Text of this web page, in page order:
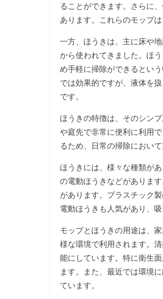
ることができます。さらに
あります。これらのモップ
一方、ほうきは、主に床や
から使われてきました。ほ
め手軽に掃除ができるとい
では効果的ですが、液体を
です。
ほうきの特徴は、そのシン
や庭先で非常に便利に利用
るため、日常の掃除におい
ほうきには、様々な種類が
の電動ほうきなどがありま
があります。プラスチック
電動ほうきも人気があり、
モップとほうきの用途は、
様な環境で利用されます。
能にしています。特に衛生
ます。また、最近では環境
ています。